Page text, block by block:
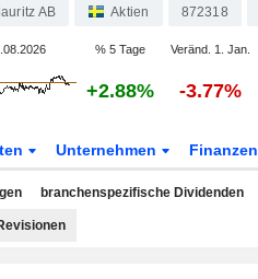
AB Aktien 872318
% 5 Tage Veränd. 1. Jan.
+2.88% -3.77%
Unternehmen Finanzen
branchenspezifische Dividenden